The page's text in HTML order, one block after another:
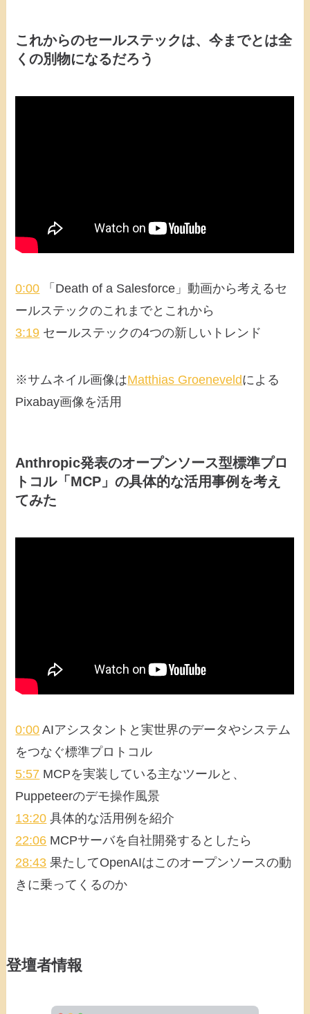
これからのセールステックは、今までとは全
くの別物になるだろう
0:00 「Death of a Salesforce」動画から考えるセ
ールステックのこれまでとこれから
3:19 セールステックの4つの新しいトレンド
※サムネイル画像はMatthias Groeneveldによる
Pixabay画像を活用
Anthropic発表のオープンソース型標準プロ
トコル「MCP」の具体的な活用事例を考え
てみた
0:00 AIアシスタントと実世界のデータやシステム
をつなぐ標準プロトコル
5:57 MCPを実装している主なツールと、
Puppeteerのデモ操作風景
13:20 具体的な活用例を紹介
22:06 MCPサーバを自社開発するとしたら
28:43 果たしてOpenAIはこのオープンソースの動
きに乗ってくるのか
登壇者情報